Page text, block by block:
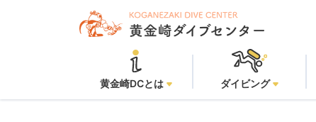
黄金崎DCとは ダイビング